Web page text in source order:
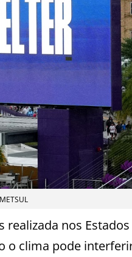
nos
o clima pode